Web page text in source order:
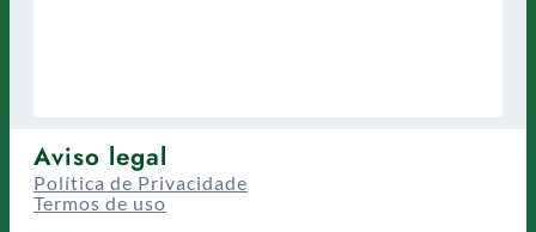
Aviso legal
Política de Privacidade
Termos de uso